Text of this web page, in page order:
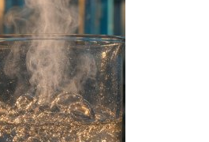
Южная Корея ускорит
развитие солнечной
энергетики из-за роста
спроса со стороны ИИ
7, 2026
Приток воды в
водохранилища Волги и